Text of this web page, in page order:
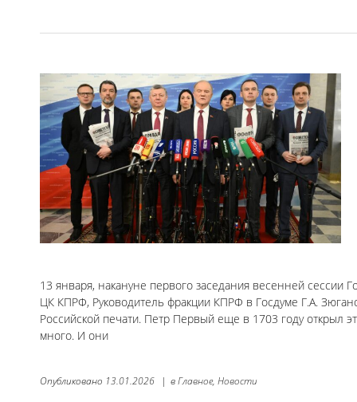
13 января, накануне первого заседания весенней сессии
ЦК КПРФ, Руководитель фракции КПРФ в Госдуме Г.А.
Российской печати. Петр Первый еще в 1703 году открыл
много. И они
Опубликовано 13.01.2026 | вГлавное, Новости